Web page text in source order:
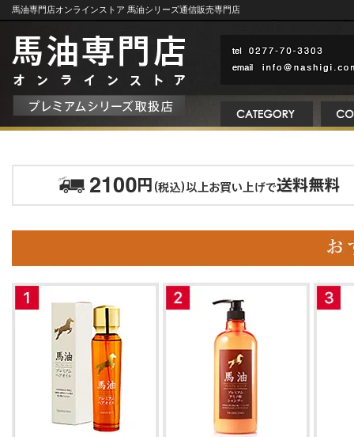
馬油専門店オンラインストア 馬油シリーズ通信販売専門店